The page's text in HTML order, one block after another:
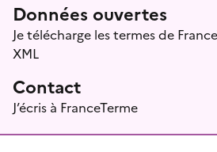
Données ouvertes
Je télécharge les termes de
XML
Contact
J’écris à FranceTerme